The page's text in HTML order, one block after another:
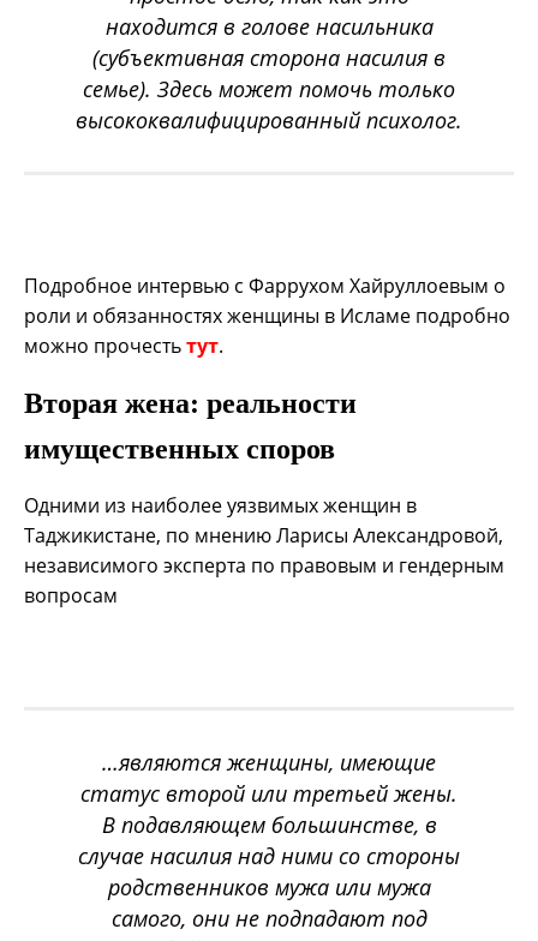
находится в голове насильника
(субъективная сторона насилия в
семье). Здесь может помочь только
высококвалифицированный психолог.
Подробное интервью с Фаррухом Хайруллоевым о
роли и обязанностях женщины в Исламе подробно
можно прочестьтут.
Вторая жена: реальности
имущественных споров
Одними из наиболее уязвимых женщин в
Таджикистане, по мнению Ларисы Александровой,
независимого эксперта по правовым и гендерным
вопросам
…являются женщины, имеющие
статус второй или третьей жены.
В подавляющем большинстве, в
случае насилия над ними со стороны
родственников мужа или мужа
самого, они не подпадают под